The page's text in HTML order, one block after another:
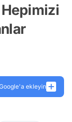
ekleyin